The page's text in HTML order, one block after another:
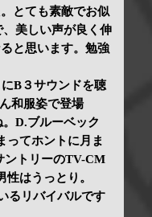
とても素敵でお似
美しい声が良く伸
と思います。勉強
B３サウンドを聴
和服姿で登場
D.ブルーベック
ってホントに月ま
ントリーのTV-CM
はうっとり。
るリバイバルです